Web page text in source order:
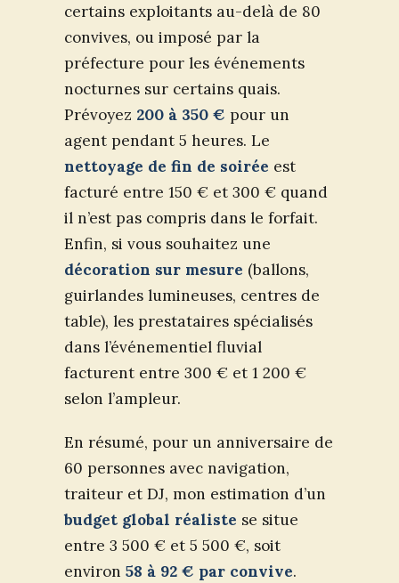
certains exploitants au-delà de 80
convives, ou imposé par la
préfecture pour les événements
nocturnes sur certains quais.
Prévoyez 200 à 350 € pour un
agent pendant 5 heures. Le
nettoyage de fin de soirée est
facturé entre 150 € et 300 € quand
il n’est pas compris dans le forfait.
Enfin, si vous souhaitez une
décoration sur mesure (ballons,
guirlandes lumineuses, centres de
table), les prestataires spécialisés
dans l’événementiel fluvial
facturent entre 300 € et 1 200 €
selon l’ampleur.
En résumé, pour un anniversaire de
60 personnes avec navigation,
traiteur et DJ, mon estimation d’un
budget global réaliste se situe
entre 3 500 € et 5 500 €, soit
environ 58 à 92 € par convive.